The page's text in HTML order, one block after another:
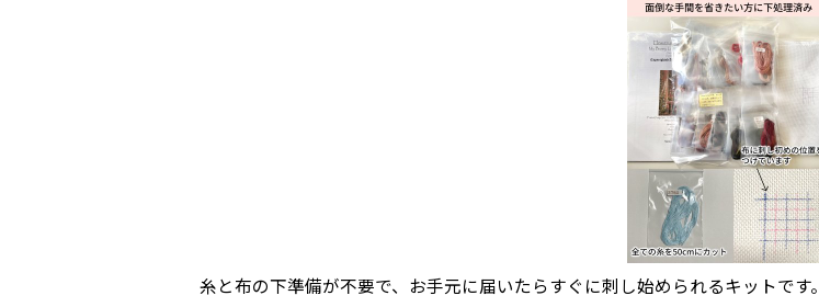
糸と布の下準備が不要で、お手元に届いたらすぐに刺し始められるキットです。